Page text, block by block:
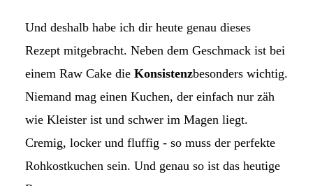
Und deshalb habe ich dir heute genau dieses
Rezept mitgebracht. Neben dem Geschmack ist bei
einem Raw Cake die Konsistenzbesonders wichtig.
Niemand mag einen Kuchen, der einfach nur zäh
wie Kleister ist und schwer im Magen liegt.
Cremig, locker und fluffig - so muss der perfekte
Rohkostkuchen sein. Und genau so ist das heutige